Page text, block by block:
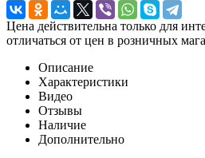
Цена действительна только для
отличаться от цен в розничных
Описание
Характеристики
Видео
Отзывы
Наличие
Дополнительно